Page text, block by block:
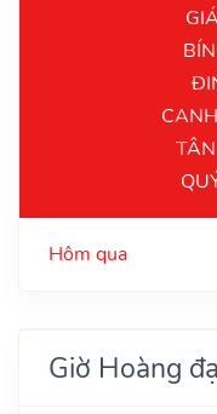
Hôm qua
Giờ Hoàng